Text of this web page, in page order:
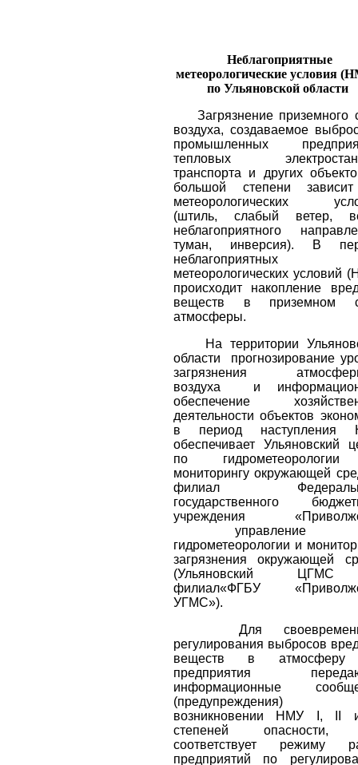
Неблагоприятные
метеорологические условия
по Ульяновской области
Загрязнение приземного
воздуха, создаваемое
промышленных
тепловых
транспорта и других
большой степени
метеорологических
(штиль, слабый ветер,
неблагоприятного
туман, инверсия). В
неблагоприятных
метеорологических условий
происходит накопление
веществ в приземном
атмосферы.
На территории
области прогнозирование
загрязнения
воздуха
и
обеспечение
деятельности объектов
в период наступления
обеспечивает Ульяновский
по
мониторингу окружающей
филиал
государственного
учреждения
управление
гидрометеорологии и
загрязнения окружающей
(Ульяновский
филиал«ФГБУ
УГМС»).
Для
регулирования выбросов
веществ в
предприятия
информационные
возникновении НМУ I, II
степеней опасности,
соответствует режиму
предприятий по